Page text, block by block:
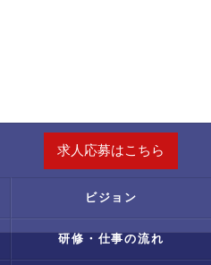
求人応募はこちら
ビジョン
研修・仕事の流れ